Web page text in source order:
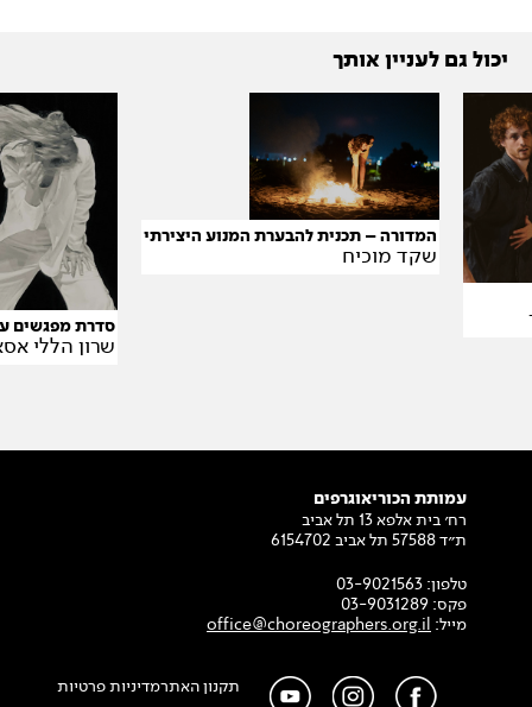
יכול גם לעניין אותך
המדורה – תכנית להבערת המנוע היצירתי
שקד מוכיח
סדרת מפגשים עם
שרון הללי
עמותת הכוריאוגרפים
רח׳ בית אלפא 13 תל אביב
ת״ד 57588 תל אביב 6154702
טלפון: 03-9021563
פקס: 03-9031289
מייל: office@choreographers.org.il
תקנון האתרמדיניות פרטיות